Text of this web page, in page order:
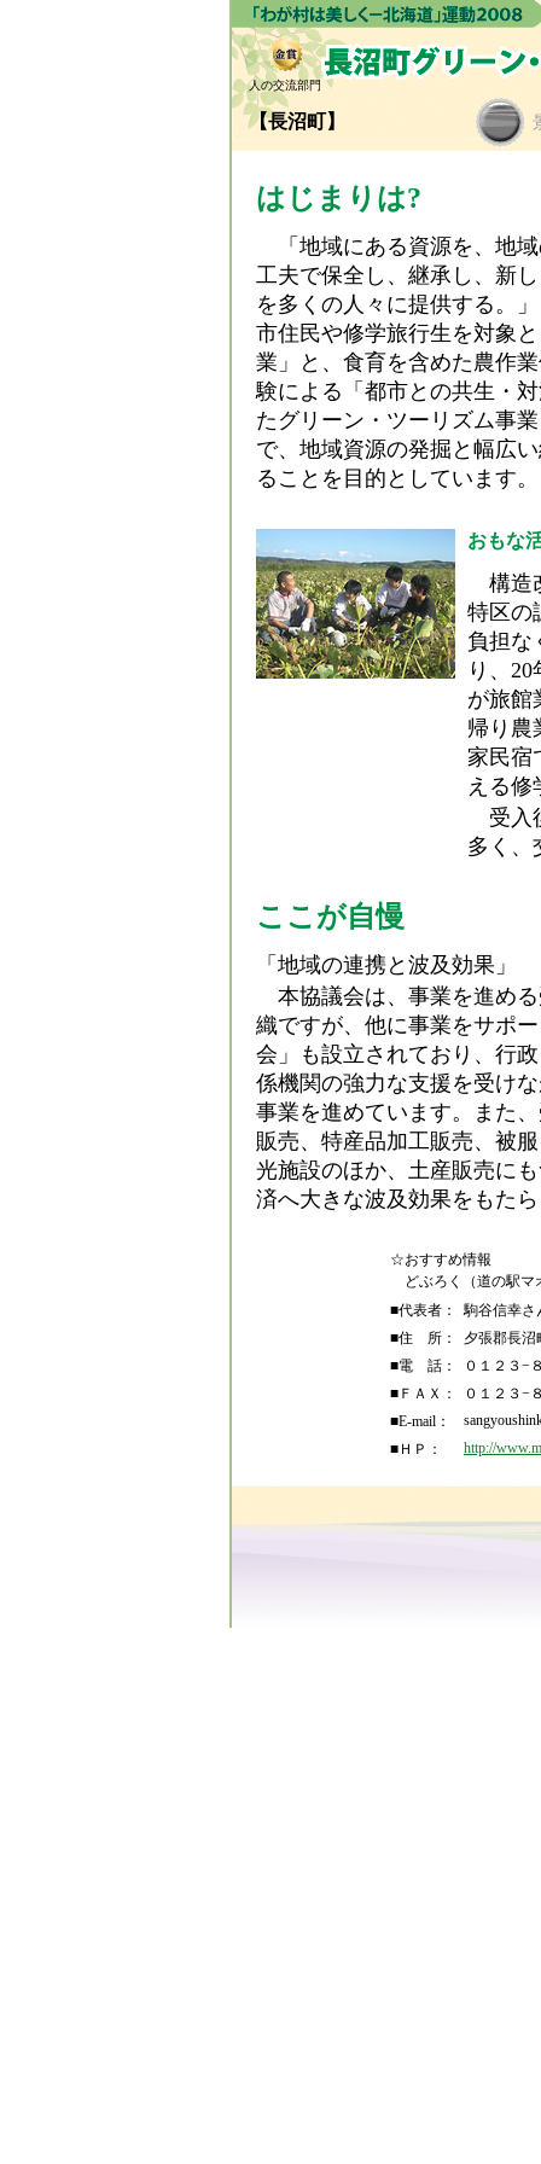
人の交流部門
【長沼町】
はじまりは?
「地域にある資源を、地
工夫で保全し、継承し、新
を多くの人々に提供する。
市住民や修学旅行生を対象
業」と、食育を含めた農作
験による「都市との共生・
たグリーン・ツーリズム事
で、地域資源の発掘と幅広
ることを目的としています。
おもな
構造
特区の
負担な
り、
が旅館
帰り農
家民宿
える修
受入
多く、
ここが自慢
「地域の連携と波及効果」
本協議会は、事業を進め
織ですが、他に事業をサポ
会」も設立されており、行
係機関の強力な支援を受け
事業を進めています。また
販売、特産品加工販売、被
光施設のほか、土産販売に
済へ大きな波及効果をもた
☆おすすめ情報
どぶろく（道の駅マ
■代表者：
駒谷信幸さ
■住 所：
夕張郡長沼
■電 話：
０１２３−
■ＦＡＸ：
０１２３−
■E-mail：
■ＨＰ：
http://